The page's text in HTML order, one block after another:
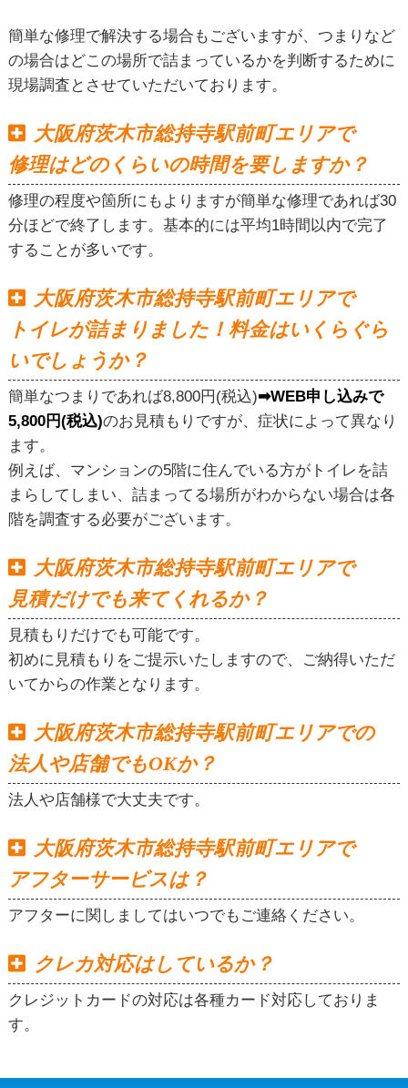
簡単な修理で解決する場合もございますが、つまりなど
の場合はどこの場所で詰まっているかを判断するために
現場調査とさせていただいております。
大阪府茨木市総持寺駅前町エリアで
修理はどのくらいの時間を要しますか？
修理の程度や箇所にもよりますが簡単な修理であれば30
分ほどで終了します。基本的には平均1時間以内で完了
することが多いです。
大阪府茨木市総持寺駅前町エリアで
トイレが詰まりました！料金はいくらぐら
いでしょうか？
簡単なつまりであれば8,800円(税込)➡WEB申し込みで
5,800円(税込)のお見積もりですが、症状によって異なり
ます。
例えば、マンションの5階に住んでいる方がトイレを詰
まらしてしまい、詰まってる場所がわからない場合は各
階を調査する必要がございます。
大阪府茨木市総持寺駅前町エリアで
見積だけでも来てくれるか？
見積もりだけでも可能です。
初めに見積もりをご提示いたしますので、ご納得いただ
いてからの作業となります。
大阪府茨木市総持寺駅前町エリアでの
法人や店舗でもOKか？
法人や店舗様で大丈夫です。
大阪府茨木市総持寺駅前町エリアで
アフターサービスは？
アフターに関しましてはいつでもご連絡ください。
クレカ対応はしているか？
クレジットカードの対応は各種カード対応しておりま
す。